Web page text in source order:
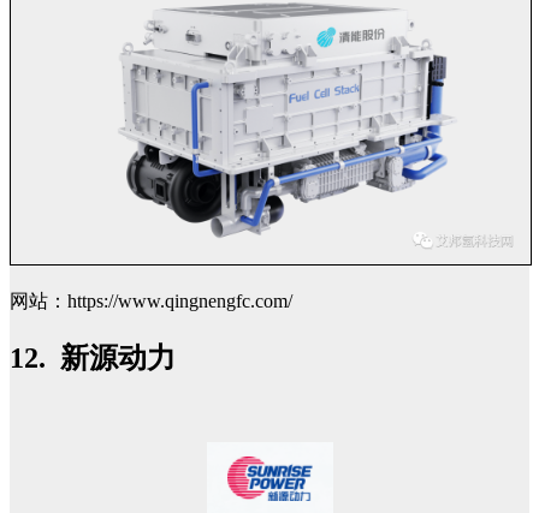
网站：https://www.qingnengfc.com/
12. 新源动力